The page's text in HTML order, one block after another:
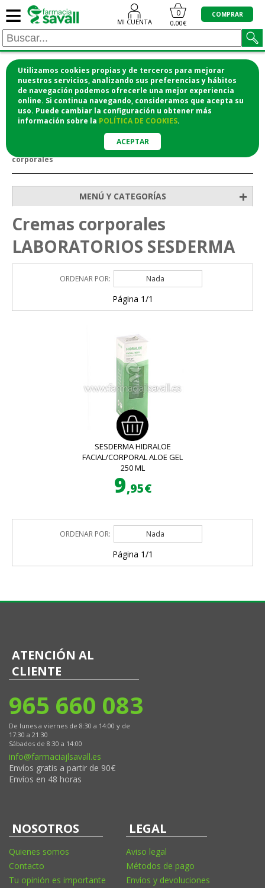
Utilizamos cookies propias y de terceros para mejorar
nuestros servicios, analizando sus preferencias y hábitos
de navegación podemos ofrecerle una mejor experiencia
online. Si continua navegando, consideramos que acepta su
uso. Puede cambiar la configuración u obtener más
información sobre la POLÍTICA DE COOKIES.
ACEPTAR
≡ MI CUENTA
0
0,00€
COMPRAR
¡COMPRA CÓMODAMENTE DESDE CASA Y RECOGE
EN LA FARMACIA!
o si lo prefieres te lo mandamos a casa
Higiene y cosmética>Cuidado corporal
corporales
MENÚ Y CATEGORÍAS +
Cremas corporales
LABORATORIOS SESDERMA
ORDENAR POR: Nada
Página 1/1
SESDERMA HIDRALOE
FACIAL/CORPORAL ALOE GEL
250 ML
9,95€
ORDENAR POR: Nada
Página 1/1
ATENCIÓN AL
CLIENTE
965 660 083
De lunes a viernes de 8:30 a 14:00 y de
17:30 a 21:30
Sábados de 8:30 a 14:00
info@farmaciajlsavall.es
Envíos gratis a partir de 90€
Envíos en 48 horas
NOSOTROS
Quienes somos
Contacto
Tu opinión es importante
LEGAL
Aviso legal
Métodos de pago
Envíos y devoluciones